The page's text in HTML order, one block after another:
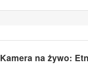
Kamera na żywo: